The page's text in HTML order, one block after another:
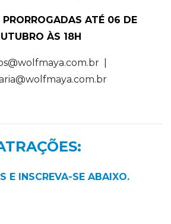
PRORROGADAS ATÉ 06 DE
ÀS 18H
E INSCREVA-SE ABAIXO.